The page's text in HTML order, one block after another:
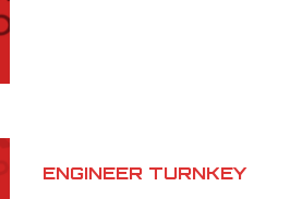
ENGINEER TURNKEY